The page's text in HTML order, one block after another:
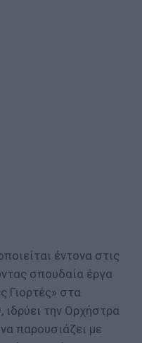
έντονα στις
σπουδαία έργα
Γιορτές» στα
την Ορχήστρα
παρουσιάζει με